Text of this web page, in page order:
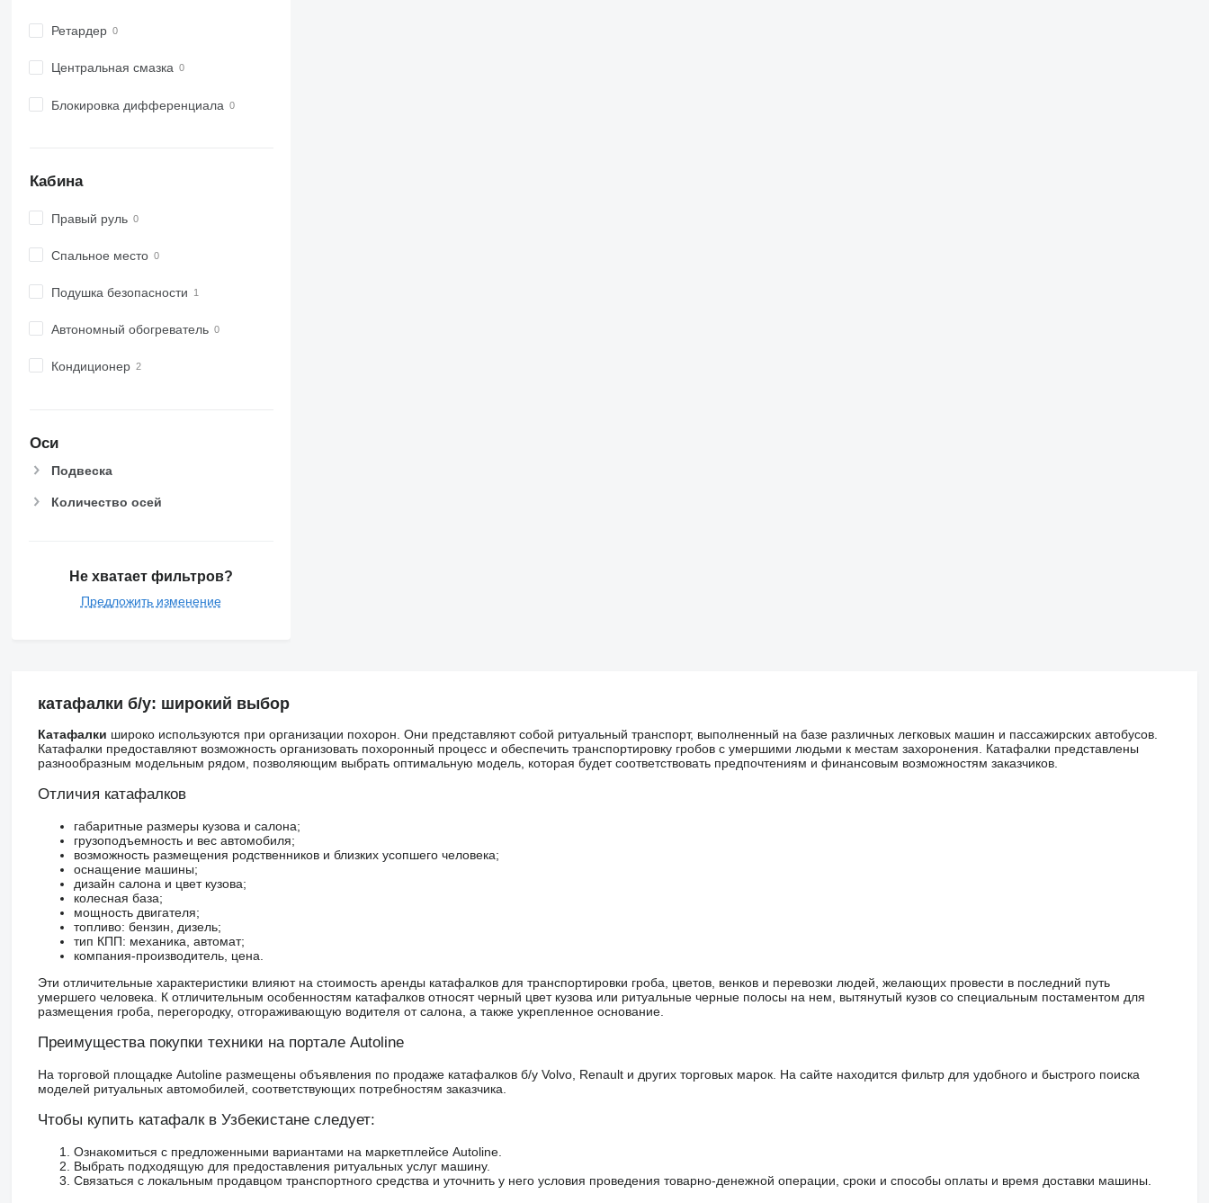
Ретардер
Центральная смазка
Блокировка дифференциала
Кабина
Правый руль
Спальное место
Подушка безопасности
Автономный обогреватель
Кондиционер
Оси
Подвеска
Количество осей
Не хватает фильтров?
Предложить изменение
катафалки б/у: широкий выбор
Катафалки широко используются при организации похорон. Они представляют собой ритуальный транспорт, выполненный на базе различных легковых машин и пассажирских автобусов.
Катафалки предоставляют возможность организовать похоронный процесс и обеспечить транспортировку гробов с умершими людьми к местам захоронения. Катафалки представлены
разнообразным модельным рядом, позволяющим выбрать оптимальную модель, которая будет соответствовать предпочтениям и финансовым возможностям заказчиков.
Отличия катафалков
габаритные размеры кузова и салона;
грузоподъемность и вес автомобиля;
возможность размещения родственников и близких усопшего человека;
оснащение машины;
дизайн салона и цвет кузова;
колесная база;
мощность двигателя;
топливо: бензин, дизель;
тип КПП: механика, автомат;
компания-производитель, цена.
Эти отличительные характеристики влияют на стоимость аренды катафалков для транспортировки гроба, цветов, венков и перевозки людей, желающих провести в последний путь
умершего человека. К отличительным особенностям катафалков относят черный цвет кузова или ритуальные черные полосы на нем, вытянутый кузов со специальным постаментом для
размещения гроба, перегородку, отгораживающую водителя от салона, а также укрепленное основание.
Преимущества покупки техники на портале Autoline
На торговой площадке Autoline размещены объявления по продаже катафалков б/у Volvo, Renault и других торговых марок. На сайте находится фильтр для удобного и быстрого поиска
моделей ритуальных автомобилей, соответствующих потребностям заказчика.
Чтобы купить катафалк в Узбекистане следует:
Ознакомиться с предложенными вариантами на маркетплейсе Autoline.
Выбрать подходящую для предоставления ритуальных услуг машину.
Связаться с локальным продавцом транспортного средства и уточнить у него условия проведения товарно-денежной операции, сроки и способы оплаты и время доставки машины.